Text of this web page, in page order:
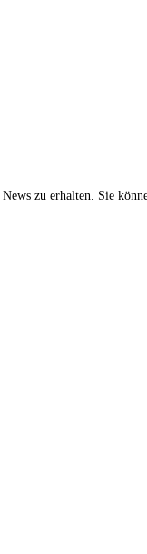
zu erhalten. Sie